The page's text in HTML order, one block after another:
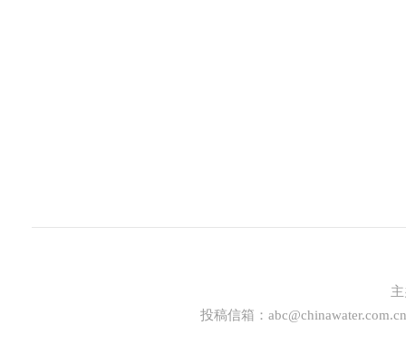
投稿信箱： abc@chinawater.com.cn